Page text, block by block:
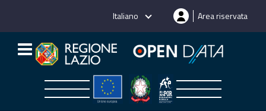
Italiano Area riservata